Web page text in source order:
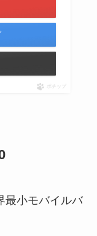
ポチップ
最小モバイルバ